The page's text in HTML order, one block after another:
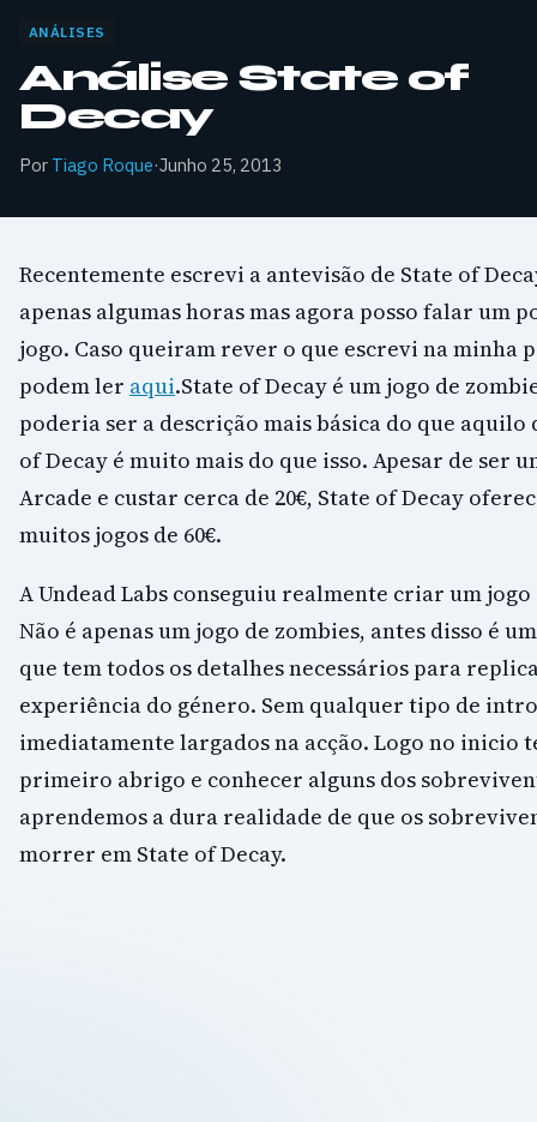
ANÁLISES
Análise State of
Decay
Por Tiago Roque·Junho 25, 2013
Recentemente escrevi a antevisão de State of
apenas algumas horas mas agora posso falar um
jogo. Caso queiram rever o que escrevi na minha
podem ler aqui.State of Decay é um jogo de
poderia ser a descrição mais básica do que aquilo
of Decay é muito mais do que isso. Apesar de ser
Arcade e custar cerca de 20€, State of Decay
muitos jogos de 60€.
A Undead Labs conseguiu realmente criar um
Não é apenas um jogo de zombies, antes disso é
que tem todos os detalhes necessários para
experiência do género. Sem qualquer tipo de
imediatamente largados na acção. Logo no inicio
primeiro abrigo e conhecer alguns dos
aprendemos a dura realidade de que os
morrer em State of Decay.